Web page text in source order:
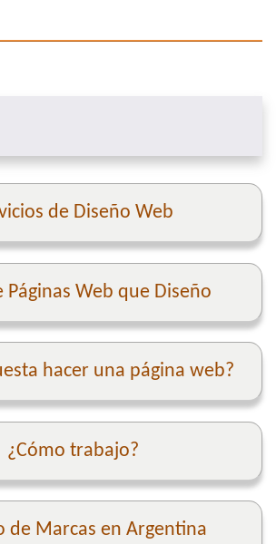
de Diseño Web
Páginas Web que Diseño
hacer una página web?
¿Cómo trabajo?
de Marcas en Argentina